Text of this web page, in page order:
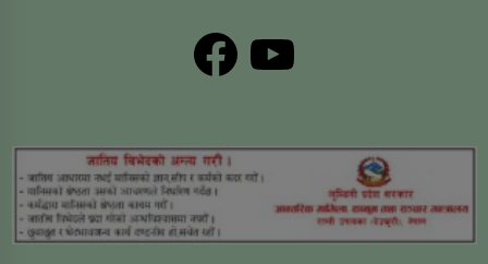
Facebook
YouTube